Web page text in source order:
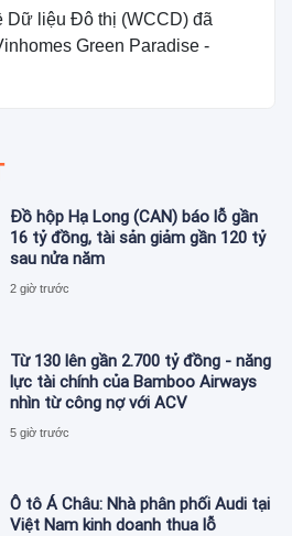
Dữ liệu Đô thị (WCCD) đã
Green Paradise -
Đồ hộp Hạ Long (CAN) báo lỗ gần
16 tỷ đồng, tài sản giảm gần 120 tỷ
sau nửa năm
2 giờ trước
Từ 130 lên gần 2.700 tỷ đồng - năng
lực tài chính của Bamboo Airways
nhìn từ công nợ với ACV
5 giờ trước
Ô tô Á Châu: Nhà phân phối Audi tại
Việt Nam kinh doanh thua lỗ